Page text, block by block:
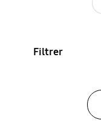
Filtrer